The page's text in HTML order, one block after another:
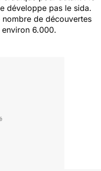
développe pas le sida.
nombre de découvertes
6.000.